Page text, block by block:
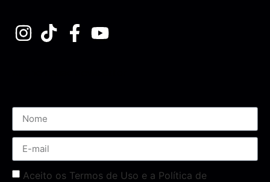
Aceito os Termos de Uso e a Política de